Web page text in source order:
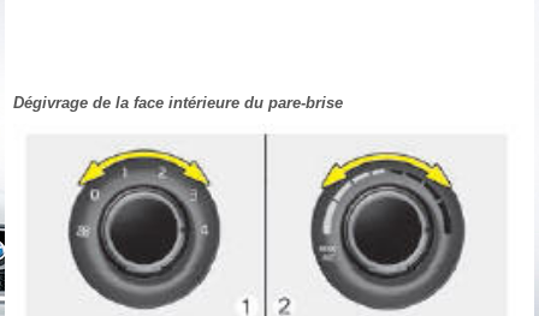
Dégivrage de la face intérieure du pare-brise